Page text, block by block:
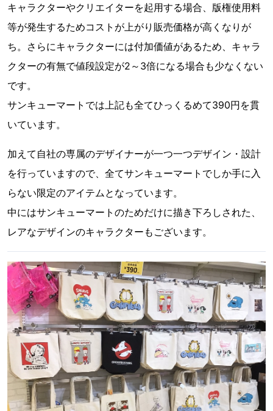
キャラクターやクリエイターを起用する場合、版権使用料
等が発生するためコストが上がり販売価格が高くなりが
ち。さらにキャラクターには付加価値があるため、キャラ
クターの有無で値段設定が2～3倍になる場合も少なくない
です。
サンキューマートでは上記も全てひっくるめて390円を貫
いています。
加えて自社の専属のデザイナーが一つ一つデザイン・設計
を行っていますので、全てサンキューマートでしか手に入
らない限定のアイテムとなっています。
中にはサンキューマートのためだけに描き下ろしされた、
レアなデザインのキャラクターもございます。